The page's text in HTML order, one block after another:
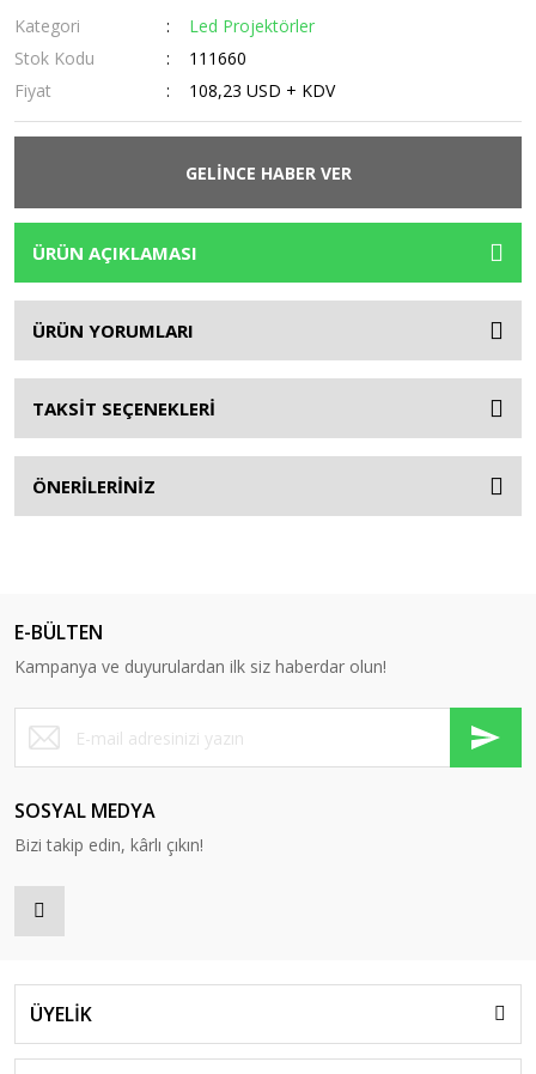
Kategori
Led Projektörler
Stok Kodu
111660
Fiyat
108,23 USD + KDV
GELİNCE HABER VER
ÜRÜN AÇIKLAMASI
ÜRÜN YORUMLARI
TAKSİT SEÇENEKLERİ
ÖNERİLERİNİZ
E-BÜLTEN
Kampanya ve duyurulardan ilk siz haberdar olun!
SOSYAL MEDYA
Bizi takip edin, kârlı çıkın!
ÜYELİK